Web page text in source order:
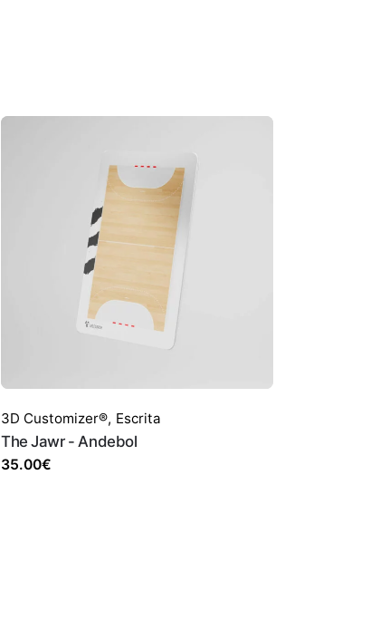
3D Customizer®, Escrita
The Jawr - Andebol
35.00€